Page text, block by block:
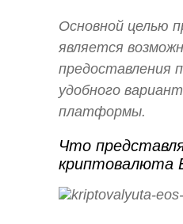
Основной целью
является
предоставления
удобного
платформы.
Что
криптовалюта